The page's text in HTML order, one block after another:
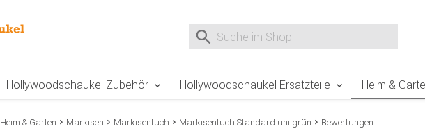
Suche nach
Hollywoodschaukel Zubehör Hollywoodschaukel Ersatzteile Heim &
Heim & Garten Markisen Markisentuch Markisentuch Standard uni grün Bewertungen